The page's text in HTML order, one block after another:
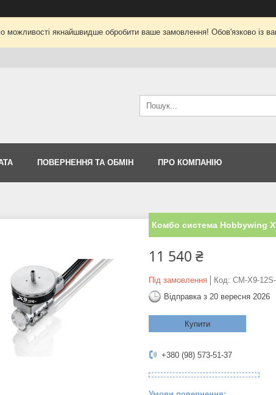
якнайшвидше обробити ваше замовлення! Обов'язково із
ПОВЕРНЕННЯ ТА ОБМІН ПРО КОМПАНІЮ
Комбо система Hobbywing
11 540 ₴
Під замовлення Код: CM-X9-
Відправка з 20 вересня 2026
Купити
+380 (98) 573-51-37